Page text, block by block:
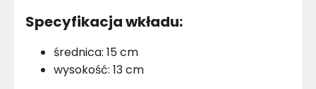
Specyfikacja wkładu:
średnica: 15 cm
wysokość: 13 cm